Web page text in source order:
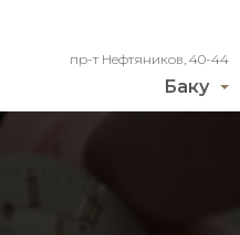
Баку
пр-т Нефтяников, 40-44